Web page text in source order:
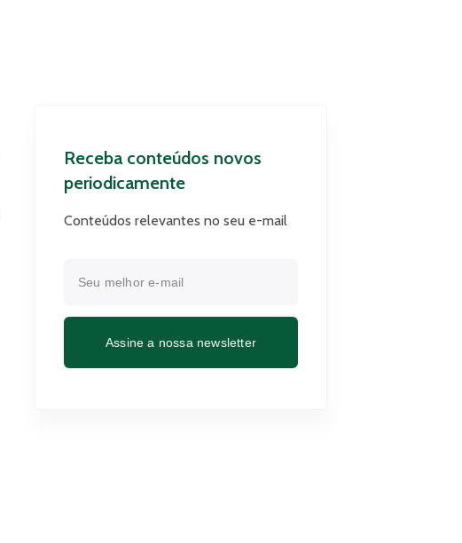
Receba conteúdos novos
periodicamente
Conteúdos relevantes no seu e-mail
Assine a nossa newsletter